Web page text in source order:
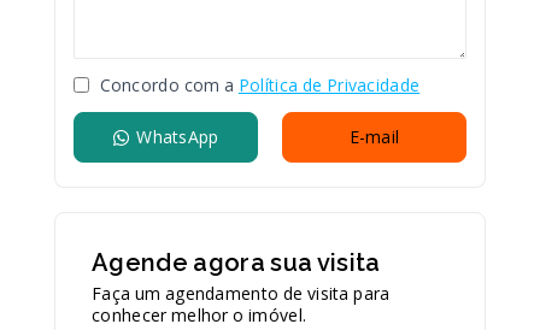
Concordo com a Política de Privacidade
WhatsApp E-mail
Agende agora sua visita
Faça um agendamento de visita para
conhecer melhor o imóvel.